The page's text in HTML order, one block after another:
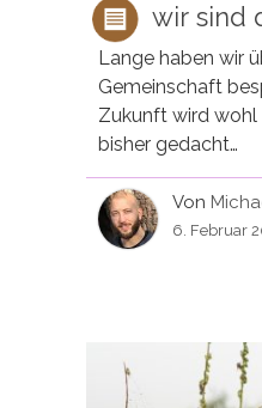
wir sind
Lange haben wir
Gemeinschaft
Zukunft wird wohl
bisher gedacht…
Von
6. Februar